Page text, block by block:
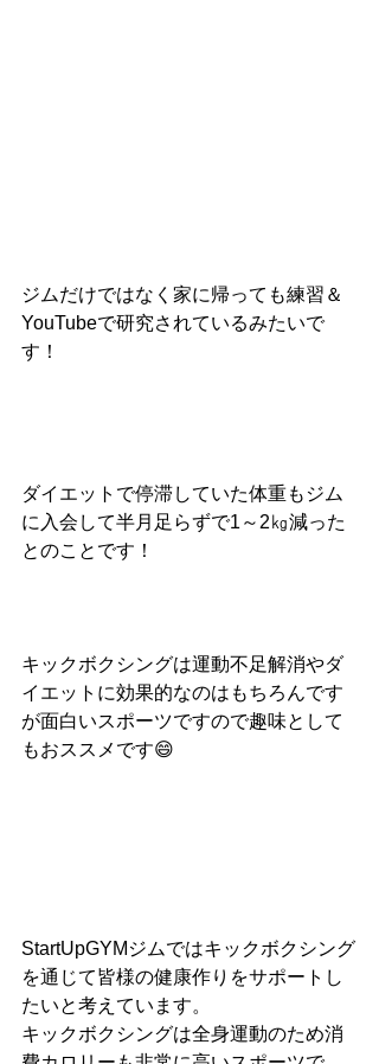
ジムだけではなく家に帰っても練習＆
YouTubeで研究されているみたいで
す！
ダイエットで停滞していた体重もジム
に入会して半月足らずで1～2㎏減った
とのことです！
キックボクシングは運動不足解消やダ
イエットに効果的なのはもちろんです
が面白いスポーツですので趣味として
もおススメです😄
StartUpGYMジムではキックボクシング
を通じて皆様の健康作りをサポートし
たいと考えています。
キックボクシングは全身運動のため消